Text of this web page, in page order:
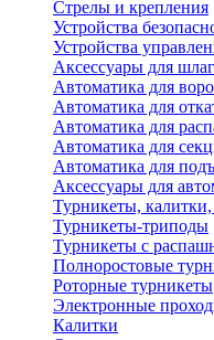
Стрелы и крепления
Устройства
Устройства
Аксессуары для
Автоматика для
Автоматика для
Автоматика для
Автоматика для
Автоматика для
Аксессуары для
Турникеты,
Турникеты-триподы
Турникеты с
Полноростовые
Роторные турникеты
Электронные
Калитки